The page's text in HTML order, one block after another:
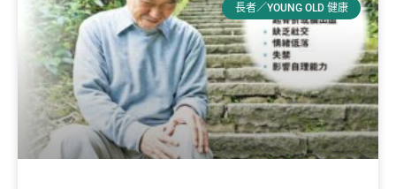
長者／YOUNG OLD 健康